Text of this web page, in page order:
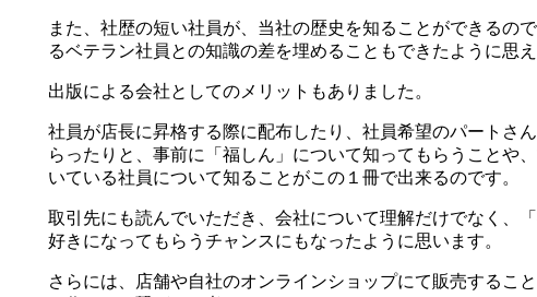
また、社歴の短い社員が、当社の歴史を知ることができるの
るベテラン社員との知識の差を埋めることもできたように思え
出版による会社としてのメリットもありました。
社員が店長に昇格する際に配布したり、社員希望のパートさ
らったりと、事前に「福しん」について知ってもらうことや
いている社員について知ることがこの１冊で出来るのです。
取引先にも読んでいただき、会社について理解だけでなく、
好きになってもらうチャンスにもなったように思います。
さらには、店舗や自社のオンラインショップにて販売するこ